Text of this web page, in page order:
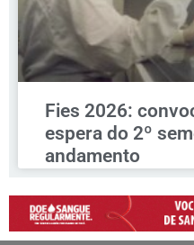
Fies 2026:
espera do 2º
andamento